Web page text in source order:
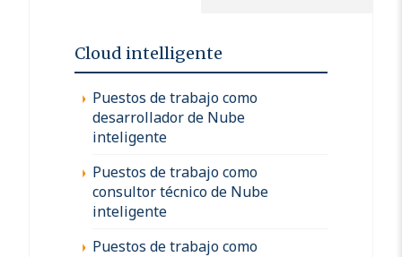
Cloud intelligente
Puestos de trabajo como
desarrollador de Nube
inteligente
Puestos de trabajo como
consultor técnico de Nube
inteligente
Puestos de trabajo como